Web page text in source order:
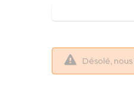
Désolé,